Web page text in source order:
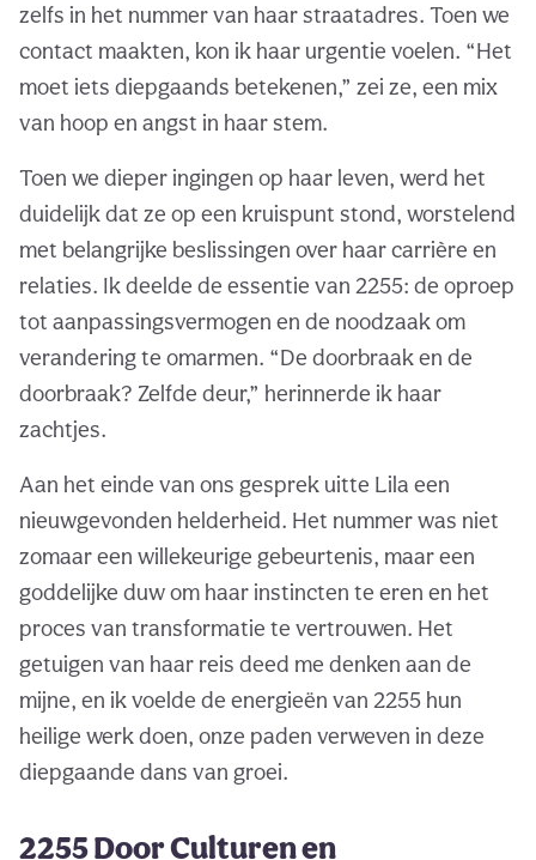
zelfs in het nummer van haar straatadres. Toen we
contact maakten, kon ik haar urgentie voelen. “Het
moet iets diepgaands betekenen,” zei ze, een mix
van hoop en angst in haar stem.
Toen we dieper ingingen op haar leven, werd het
duidelijk dat ze op een kruispunt stond, worstelend
met belangrijke beslissingen over haar carrière en
relaties. Ik deelde de essentie van 2255: de oproep
tot aanpassingsvermogen en de noodzaak om
verandering te omarmen. “De doorbraak en de
doorbraak? Zelfde deur,” herinnerde ik haar
zachtjes.
Aan het einde van ons gesprek uitte Lila een
nieuwgevonden helderheid. Het nummer was niet
zomaar een willekeurige gebeurtenis, maar een
goddelijke duw om haar instincten te eren en het
proces van transformatie te vertrouwen. Het
getuigen van haar reis deed me denken aan de
mijne, en ik voelde de energieën van 2255 hun
heilige werk doen, onze paden verweven in deze
diepgaande dans van groei.
2255 Door Culturen en